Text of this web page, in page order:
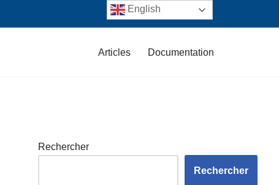
Articles Documentation
Rechercher
Rechercher
English